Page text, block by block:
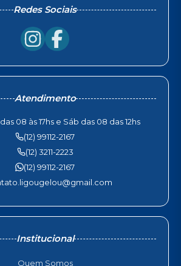
Redes Sociais
Atendimento
08 às 17hs e Sáb das 08 das 12hs
(12) 99112-2167
(12) 3211-2223
(12) 99112-2167
Institucional
Quem Somos